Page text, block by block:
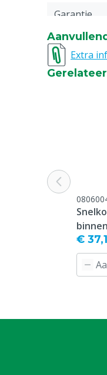
Garantie
Gewicht
Extra
€